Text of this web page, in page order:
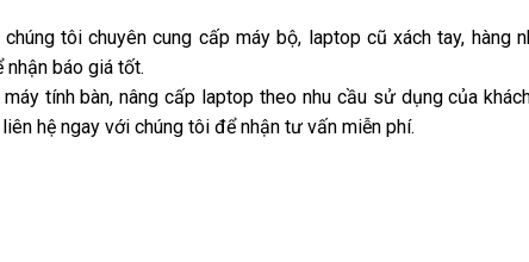
chúng tôi chuyên cung cấp máy bộ, laptop cũ xách tay,
nhận báo giá tốt.
tính bàn, nâng cấp laptop theo nhu cầu sử dụng của
hệ ngay với chúng tôi để nhận tư vấn miễn phí.